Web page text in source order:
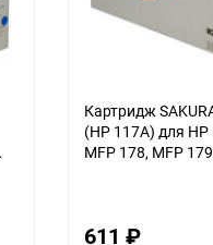
Картридж
(HP 117A) для
MFP 178, MFP 179, желтый,
611 ₽